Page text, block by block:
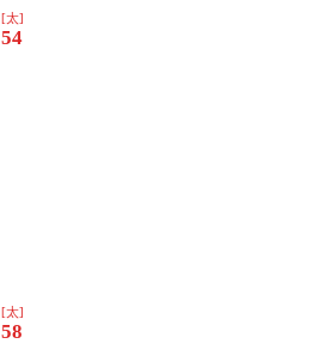
[太]
54
[太]
58